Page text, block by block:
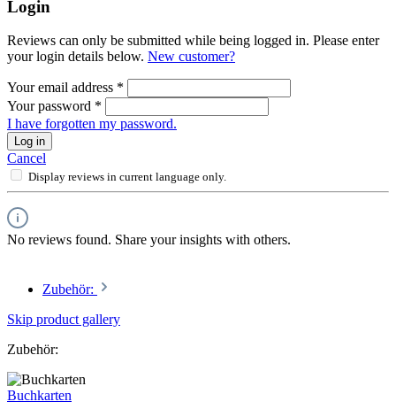
Login
Reviews can only be submitted while being logged in. Please enter
your login details below. New customer?
Your email address *
Your password *
I have forgotten my password.
Log in
Cancel
Display reviews in current language only.
No reviews found. Share your insights with others.
Zubehör:
Skip product gallery
Zubehör:
Buchkarten